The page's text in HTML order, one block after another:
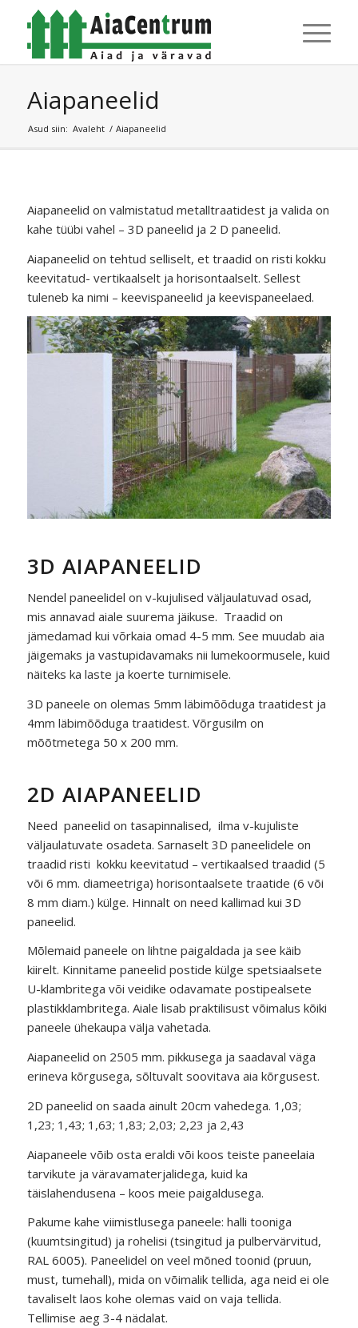
Aiapaneelid
Asud siin: Avaleht / Aiapaneelid
Aiapaneelid on valmistatud metalltraatidest ja valida on
kahe tüübi vahel – 3D paneelid ja 2 D paneelid.
Aiapaneelid on tehtud selliselt, et traadid on risti kokku
keevitatud- vertikaalselt ja horisontaalselt. Sellest
tuleneb ka nimi – keevispaneelid ja keevispaneelaed.
3D AIAPANEELID
Nendel paneelidel on v-kujulised väljaulatuvad osad,
mis annavad aiale suurema jäikuse. Traadid on
jämedamad kui võrkaia omad 4-5 mm. See muudab aia
jäigemaks ja vastupidavamaks nii lumekoormusele, kuid
näiteks ka laste ja koerte turnimisele.
3D paneele on olemas 5mm läbimõõduga traatidest ja
4mm läbimõõduga traatidest. Võrgusilm on
mõõtmetega 50 x 200 mm.
2D AIAPANEELID
Need paneelid on tasapinnalised, ilma v-kujuliste
väljaulatuvate osadeta. Sarnaselt 3D paneelidele on
traadid risti kokku keevitatud – vertikaalsed traadid (5
või 6 mm. diameetriga) horisontaalsete traatide (6 või
8 mm diam.) külge. Hinnalt on need kallimad kui 3D
paneelid.
Mõlemaid paneele on lihtne paigaldada ja see käib
kiirelt. Kinnitame paneelid postide külge spetsiaalsete
U-klambritega või veidike odavamate postipealsete
plastikklambritega. Aiale lisab praktilisust võimalus kõiki
paneele ühekaupa välja vahetada.
Aiapaneelid on 2505 mm. pikkusega ja saadaval väga
erineva kõrgusega, sõltuvalt soovitava aia kõrgusest.
2D paneelid on saada ainult 20cm vahedega. 1,03;
1,23; 1,43; 1,63; 1,83; 2,03; 2,23 ja 2,43
Aiapaneele võib osta eraldi või koos teiste paneelaia
tarvikute ja väravamaterjalidega, kuid ka
täislahendusena – koos meie paigaldusega.
Pakume kahe viimistlusega paneele: halli tooniga
(kuumtsingitud) ja rohelisi (tsingitud ja pulbervärvitud,
RAL 6005). Paneelidel on veel mõned toonid (pruun,
must, tumehall), mida on võimalik tellida, aga neid ei ole
tavaliselt laos kohe olemas vaid on vaja tellida.
Tellimise aeg 3-4 nädalat.